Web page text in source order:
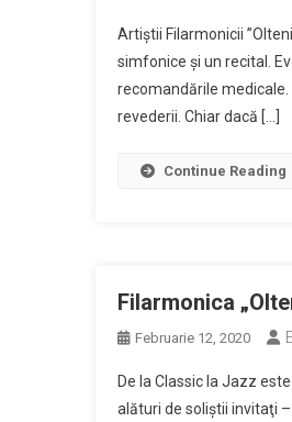
Artiștii Filarmonicii
simfonice și un recital.
recomandările
revederii. Chiar dacă […]
Continue Reading
Filarmonica
Februarie 12, 2020
De la Classic la Jazz
alături de soliştii invitaţi